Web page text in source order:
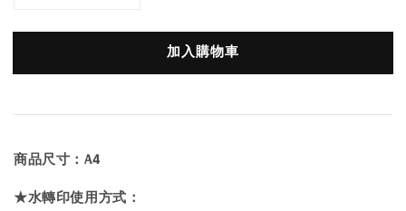
加入購物車
商品尺寸：A4
★水轉印使用方式：